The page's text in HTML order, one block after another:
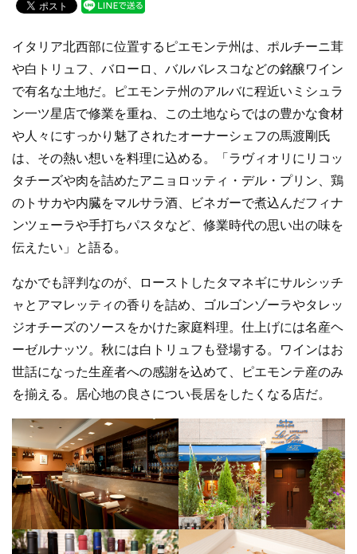
c
e
b
o
o
k
tt
er
e
イタリア北西部に位置するピエモンテ州は、ポルチーニ茸
や白トリュフ、バローロ、バルバレスコなどの銘醸ワイン
で有名な土地だ。ピエモンテ州のアルバに程近いミシュラ
ン一ツ星店で修業を重ね、この土地ならではの豊かな食材
や人々にすっかり魅了されたオーナーシェフの馬渡剛氏
は、その熱い想いを料理に込める。「ラヴィオリにリコッ
タチーズや肉を詰めたアニョロッティ・デル・プリン、鶏
のトサカや内臓をマルサラ酒、ビネガーで煮込んだフィナ
ンツェーラや手打ちパスタなど、修業時代の思い出の味を
伝えたい」と語る。
なかでも評判なのが、ローストしたタマネギにサルシッチ
ャとアマレッティの香りを詰め、ゴルゴンゾーラやタレッ
ジオチーズのソースをかけた家庭料理。仕上げには名産ヘ
ーゼルナッツ。秋には白トリュフも登場する。ワインはお
世話になった生産者への感謝を込めて、ピエモンテ産のみ
を揃える。居心地の良さについ長居をしたくなる店だ。